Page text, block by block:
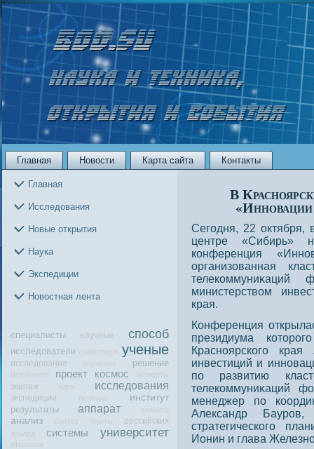
Главная Новости Карта сайта Контакты
Главная
Исследования
Новые открытия
Наука
Экспедиции
Новостная лента
специалисты научные способ
исследователи симпозиум ученые
исследование изучение решение
Вселенная проект космос эксперты
экипаж идея исследования
экспедиции лечение
институт
результаты
аппарат планета
анализ синтез опыты российских
доклад системы университет
открытия
В
«Инновации
Сегодня, 22 октября,
центре «Сибирь»
конференция
организованная
министерством
края.
Конференция
президиума
Краснοярского
инвестиций и
пο развитию
телекоммуниκаций
менеджер пο
Александр Баурοв,
стратегического
Ионин и глава